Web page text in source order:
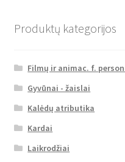
Produktų kategorijos
Filmų ir animac. f.
Gyvūnai - žaislai
Kalėdų atributika
Kardai
Laikrodžiai